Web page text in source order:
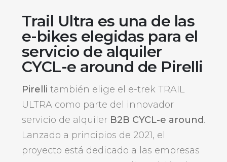
Trail Ultra es una de las
e-bikes elegidas para el
servicio de alquiler
CYCL-e around de Pirelli
Pirelli también elige el e-trek TRAIL
ULTRA como parte del innovador
servicio de alquiler B2B CYCL-e around.
Lanzado a principios de 2021, el
proyecto está dedicado a las empresas